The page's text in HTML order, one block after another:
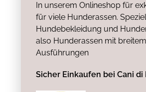
In unserem Onlineshop für
für viele Hunderassen.
Hundebekleidung und
also Hunderassen mit
Ausführungen
Sicher Einkaufen bei Cani di